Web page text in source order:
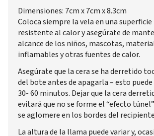
Dimensiones: 7cm x 7cm x 8.3cm
Coloca siempre la vela en una
resistente al calor y asegúrate de
alcance de los niños, mascotas,
inflamables y otras fuentes de calor.
Asegúrate que la cera se ha derretido
del bote antes de apagarla – esto
30- 60 minutos. Dejar que la cera
evitará que no se forme el “efecto
se aglomere en los bordes del
La altura de la llama puede variar y,